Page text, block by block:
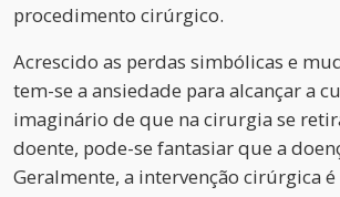
procedimento cirúrgico.
Acrescido as perdas simbólicas e
tem-se a ansiedade para alcançar a
imaginário de que na cirurgia se
doente, pode-se fantasiar que a
Geralmente, a intervenção cirúrgica